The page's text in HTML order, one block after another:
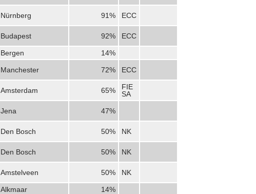
Nürnberg 91% ECC
Budapest 92% ECC
Bergen 14%
Manchester 72% ECC
Amsterdam 65%
FIE
SA
Jena 47%
Den Bosch 50% NK
Den Bosch 50% NK
Amstelveen 50% NK
Alkmaar 14%